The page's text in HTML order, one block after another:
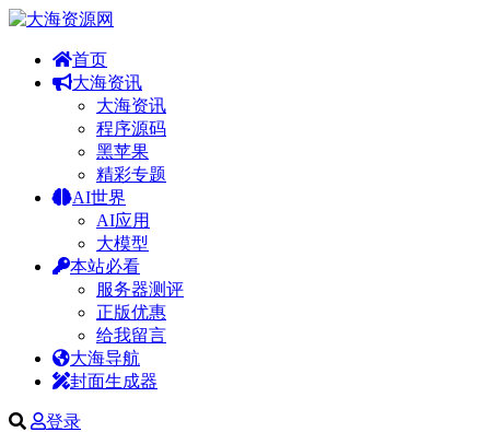
首页
大海资讯
大海资讯
程序源码
黑苹果
精彩专题
AI世界
AI应用
大模型
本站必看
服务器测评
正版优惠
给我留言
大海导航
封面生成器
登录